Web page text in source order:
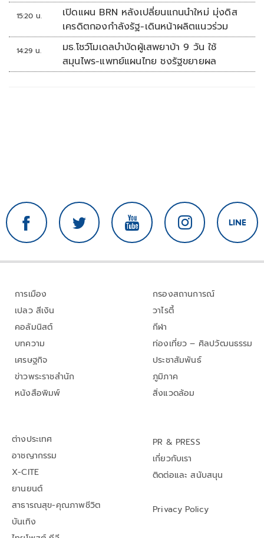
15:20 น.
เปิดแผน BRN หลังเปลี่ยนแกนนำใหม่ มุ่งดิส
เครดิตกองกำลังรัฐ-เดินหน้าผลิตแนวร่วม
14:29 น.
มธ.โชว์โมเดลบำบัดผู้เสพยาบ้า 9 วัน ใช้
สมุนไพร-แพทย์แผนไทย ชงรัฐขยายผล
การเมือง
เปลว สีเงิน
คอลัมนิสต์
บทความ
เศรษฐกิจ
ข่าวพระราชสำนัก
หนังสือพิมพ์
กรองสถานการณ์
วาไรตี้
กีฬา
ท่องเที่ยว – ศิลปวัฒนธรรม
ประชาสัมพันธ์
ภูมิภาค
สิ่งแวดล้อม
ต่างประเทศ
อาชญากรรม
X-CITE
ยานยนต์
สาธารณสุข-คุณภาพชีวิต
บันเทิง
PR & PRESS
เกี่ยวกับเรา
ติดต่อและ สนับสนุน
Privacy Policy